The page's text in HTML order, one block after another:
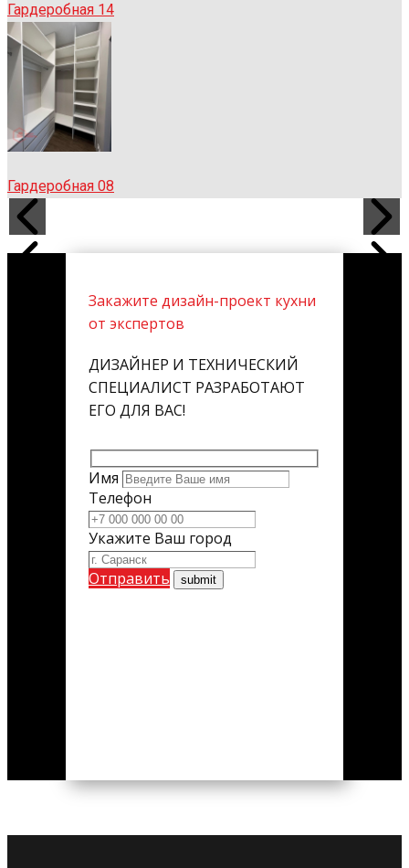
Гардеробная 14
Гардеробная 08
Закажите дизайн-проект кухни
от экспертов
ДИЗАЙНЕР И ТЕХНИЧЕСКИЙ
СПЕЦИАЛИСТ РАЗРАБОТАЮТ
ЕГО ДЛЯ ВАС!
Имя
Телефон
Укажите Ваш город
Отправить